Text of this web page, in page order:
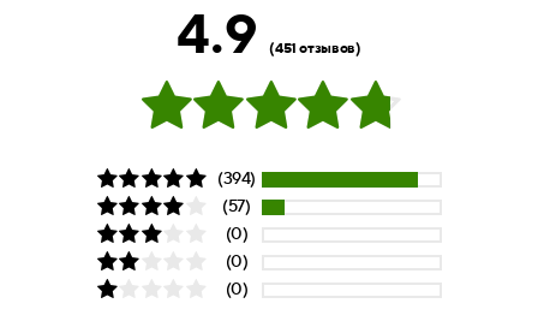
4.9 (451 отзывов)
(394)
(57)
(0)
(0)
(0)